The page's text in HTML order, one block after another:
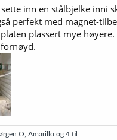
sette inn en stålbjelke inni
perfekt med magnet-
plassert mye høyere.
O Amarillo og 4 til